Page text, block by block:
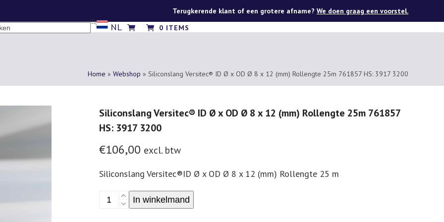
Terugkerende klant of een grotere afname? We doen graag een voorstel.
NL 0 ITEMS
Home » Webshop » Siliconslang Versitec® ID Ø x OD Ø 8 x 12 (mm) Rollengte 25m 761857 HS: 3917 3200
Siliconslang Versitec® ID Ø x OD Ø 8 x 12 (mm) Rollengte 25m 761857
HS: 3917 3200
€106,00 excl. btw
Siliconslang Versitec®ID Ø x OD Ø 8 x 12 (mm) Rollengte 25 m
Siliconslang
Versitec®
In winkelmand